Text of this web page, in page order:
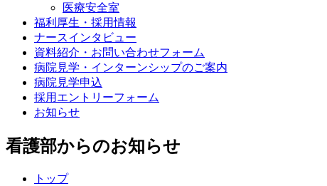
医療安全室
福利厚生・採用情報
ナースインタビュー
資料紹介・お問い合わせフォーム
病院見学・インターンシップのご案内
病院見学申込
採用エントリーフォーム
お知らせ
看護部からのお知らせ
トップ